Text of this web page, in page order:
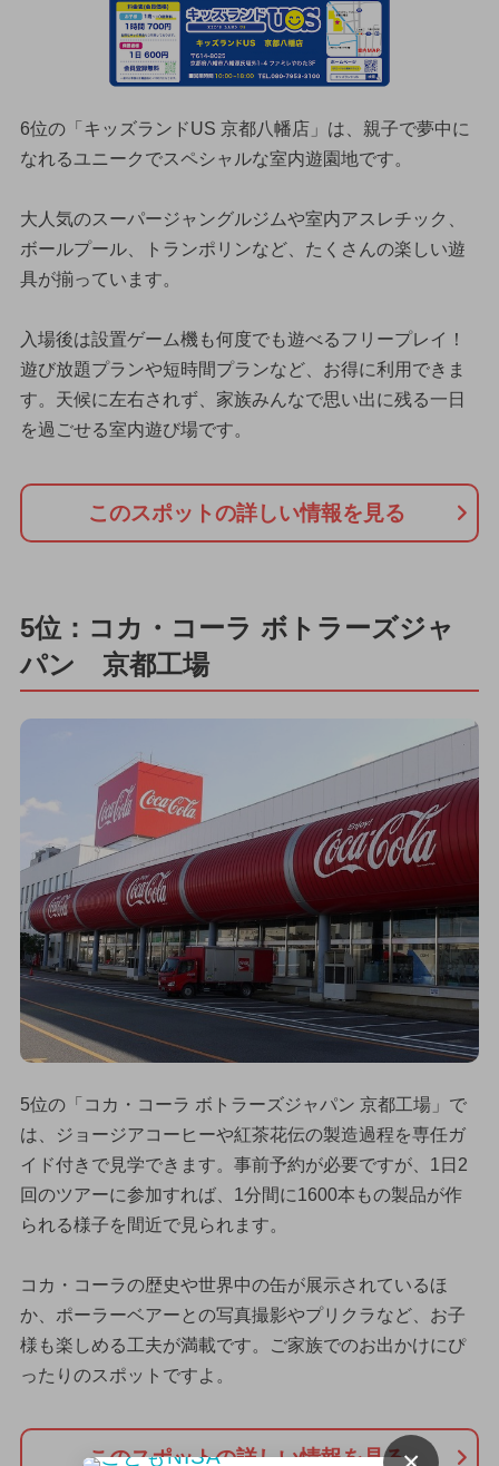
6位の「キッズランドUS 京都八幡店」は、親子で夢中に
なれるユニークでスペシャルな室内遊園地です。
大人気のスーパージャングルジムや室内アスレチック、
ボールプール、トランポリンなど、たくさんの楽しい遊
具が揃っています。
入場後は設置ゲーム機も何度でも遊べるフリープレイ！
遊び放題プランや短時間プランなど、お得に利用できま
す。天候に左右されず、家族みんなで思い出に残る一日
を過ごせる室内遊び場です。
このスポットの詳しい情報を見る
5位：コカ・コーラ ボトラーズジャ
パン 京都工場
5位の「コカ・コーラ ボトラーズジャパン 京都工場」で
は、ジョージアコーヒーや紅茶花伝の製造過程を専任ガ
イド付きで見学できます。事前予約が必要ですが、1日2
回のツアーに参加すれば、1分間に1600本もの製品が作
られる様子を間近で見られます。
コカ・コーラの歴史や世界中の缶が展示されているほ
か、ポーラーベアーとの写真撮影やプリクラなど、お子
様も楽しめる工夫が満載です。ご家族でのお出かけにぴ
ったりのスポットですよ。
このスポットの詳しい情報を見る